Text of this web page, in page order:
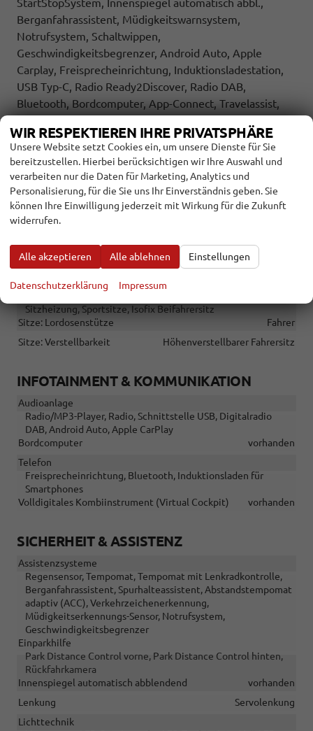
Berganfahrassistent, Müdigkeitswarnsystem,
Notrufsystem, Schaltwippen,
Geschwindigkeitsbegrenzer, Android Auto, Apple
Carplay, Freisprecheinrichtung, Induktionsladestation,
USB Typ-C, Radio Ready2Discover, Radio DAB,
Bluetooth, Bordcomputer, App-Connect, Travelassist,
INNEN
Ambiente-Beleuchtung
vorhanden
Armlehnen
Mittelarmlehne
Fensterheber
elektrisch
Klimatisierung
Lenkrad
in Leder, höhenverstellbar, mit Multifunktionen, mit
Schaltwippen
Sitze
Isofix (Kindersitzbefestigung), Rücksitzbank hinten geteilt,
Sitzheizung, Sportsitze, Isofix Beifahrersitz
Sitze: Lordosenstütze
Fahrer
Sitze: Verstellbarkeit
Höhenverstellbarer Fahrersitz
INFOTAINMENT & KOMMUNIKATION
Audioanlage
Radio/MP3-Player, Radio, Schnittstelle USB, Digitalradio
DAB, Android Auto, Apple CarPlay
Bordcomputer
vorhanden
Telefon
Freisprecheinrichtung, Bluetooth, Induktionsladen für
Smartphones
Volldigitales Kombiinstrument (Virtual Cockpit)
vorhanden
SICHERHEIT & ASSISTENZ
Assistenzsysteme
Regensensor, Tempomat, Tempomat mit Lenkradkontrolle,
Berganfahrassistent, Spurhalteassistent, Abstandstempomat
adaptiv (ACC), Verkehrzeichenerkennung,
Müdigkeitserkennungs-Sensor, Notrufsystem,
Geschwindigkeitsbegrenzer
Einparkhilfe
Park Distance Control vorne, Park Distance Control hinten,
Rückfahrkamera
Innenspiegel automatisch abblendend
vorhanden
Lenkung
Servolenkung
Lichttechnik
WIR RESPEKTIEREN IHRE PRIVATSPHÄRE
Unsere Website setzt Cookies ein, um unsere Dienste für Sie
bereitzustellen. Hierbei berücksichtigen wir Ihre Auswahl und
verarbeiten nur die Daten für Marketing, Analytics und
Personalisierung, für die Sie uns Ihr Einverständnis geben. Sie
können Ihre Einwilligung jederzeit mit Wirkung für die Zukunft
widerrufen.
Alle akzeptieren Alle ablehnen Einstellungen
Datenschutzerklärung Impressum